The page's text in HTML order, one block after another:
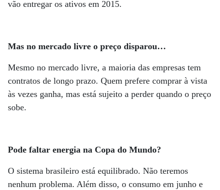
vão entregar os ativos em 2015.
Mas no mercado livre o preço disparou…
Mesmo no mercado livre, a maioria das empresas tem
contratos de longo prazo. Quem prefere comprar à vista
às vezes ganha, mas está sujeito a perder quando o preço
sobe.
Pode faltar energia na Copa do Mundo?
O sistema brasileiro está equilibrado. Não teremos
nenhum problema. Além disso, o consumo em junho e